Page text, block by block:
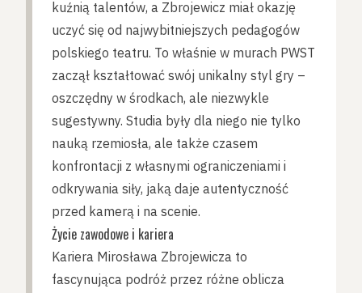
kuźnią talentów, a Zbrojewicz miał okazję
uczyć się od najwybitniejszych pedagogów
polskiego teatru. To właśnie w murach PWST
zaczął kształtować swój unikalny styl gry –
oszczędny w środkach, ale niezwykle
sugestywny. Studia były dla niego nie tylko
nauką rzemiosła, ale także czasem
konfrontacji z własnymi ograniczeniami i
odkrywania siły, jaką daje autentyczność
przed kamerą i na scenie.
Życie zawodowe i kariera
Kariera Mirosława Zbrojewicza to
fascynująca podróż przez różne oblicza